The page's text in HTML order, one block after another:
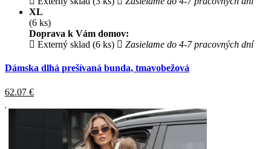
XL
(6 ks)
Doprava k Vám domov:
Externý sklad (6 ks)
Zasielame do 4-7 pracovných dní
Dámska dlhá prešívaná bunda, tmavobežová
62.07 €